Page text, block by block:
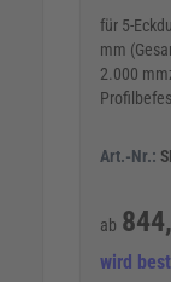
für 5-
mm
2.000
Art.-Nr.:
ab
wird